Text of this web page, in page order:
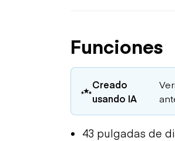
Funciones
Creado
usando IA
43 pulgadas de